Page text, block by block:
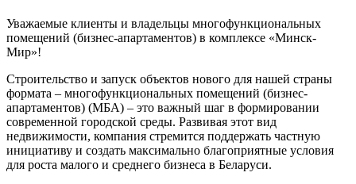
Уважаемые клиенты и владельцы многофункциональных
помещений (бизнес-апартаментов) в комплексе «Минск-
Мир»!
Строительство и запуск объектов нового для нашей страны
формата – многофункциональных помещений (бизнес-
апартаментов) (МБА) – это важный шаг в формировании
современной городской среды. Развивая этот вид
недвижимости, компания стремится поддержать частную
инициативу и создать максимально благоприятные условия
для роста малого и среднего бизнеса в Беларуси.